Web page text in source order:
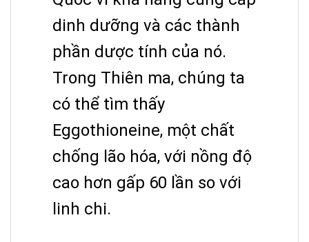
dinh dưỡng và các thành
phần dược tính của nó.
Trong Thiên ma, chúng ta
có thể tìm thấy
Eggothioneine, một chất
chống lão hóa, với nồng độ
cao hơn gấp 60 lần so với
linh chi.